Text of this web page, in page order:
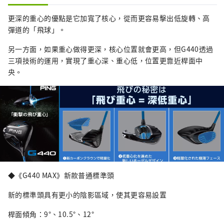
更深的重心的優點是它加寬了核心，從而更容易擊出低旋轉、高
彈道的「飛球」。
另一方面，如果重心做得更深，核心位置就會更高，但G440透過
三項技術的運用，實現了重心深、重心低，位置更靠近桿面中
央。
◆《G440 MAX》新款普通標準頭
新的標準頭具有更小的陰影區域，使其更容易設置
桿面傾角：9°、10.5°、12°